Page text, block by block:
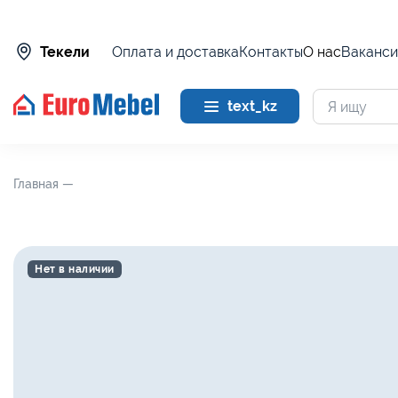
Текели Оплата и доставкаКонтактыО нас
text_kz
Главная —
Нет в наличии